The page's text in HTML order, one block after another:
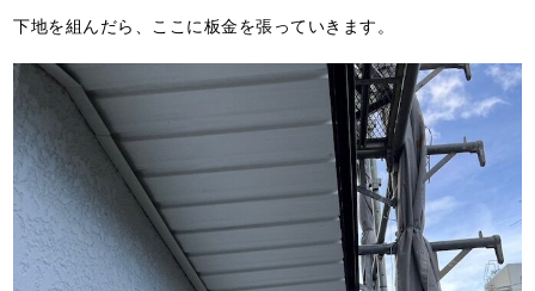
下地を組んだら、ここに板金を張っていきます。